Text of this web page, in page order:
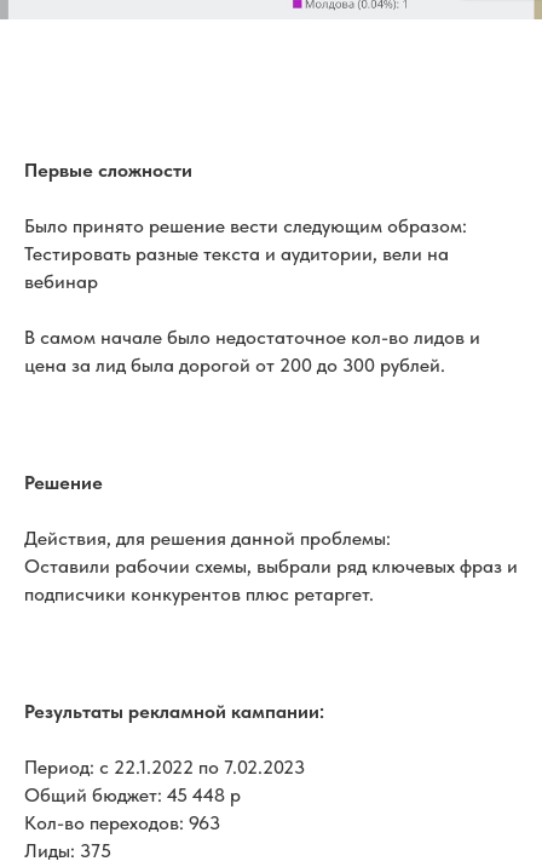
Первые сложности
Было принято решение вести следующим образом:
Тестировать разные текста и аудитории, вели на
вебинар
В самом начале было недостаточное кол-во лидов и
цена за лид была дорогой от 200 до 300 рублей.
Решение
Действия, для решения данной проблемы:
Оставили рабочии схемы, выбрали ряд ключевых фраз и
подписчики конкурентов плюс ретаргет.
Результаты рекламной кампании:
Период: с 22.1.2022 по 7.02.2023
Общий бюджет: 45 448 р
Кол-во переходов: 963
Лиды: 375